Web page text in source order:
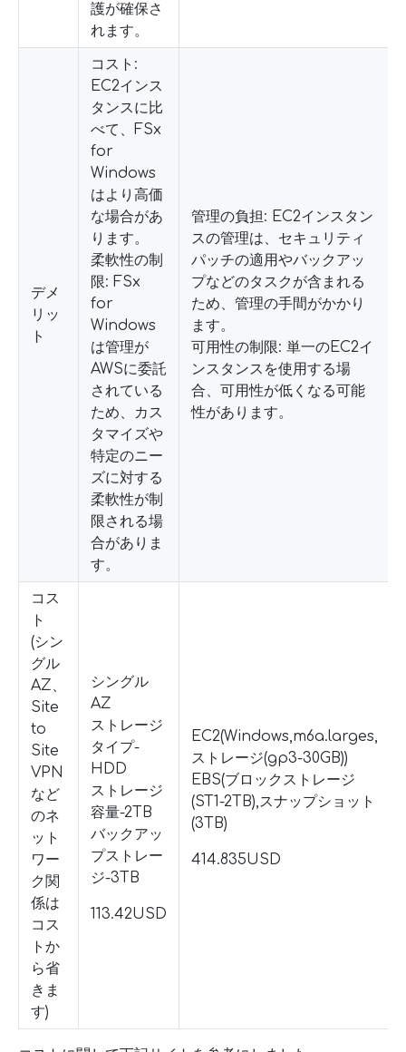
護が確保さ
れます。
デメ
リッ
ト
コスト:
EC2インス
タンスに比
べて、FSx
for
Windows
はより高価
な場合があ
ります。
柔軟性の制
限: FSx
for
Windows
は管理が
AWSに委託
されている
ため、カス
タマイズや
特定のニー
ズに対する
柔軟性が制
限される場
合がありま
す。
管理の負担: EC2インスタン
スの管理は、セキュリティ
パッチの適用やバックアッ
プなどのタスクが含まれる
ため、管理の手間がかかり
ます。
可用性の制限: 単一のEC2イ
ンスタンスを使用する場
合、可用性が低くなる可能
性があります。
コス
ト
(シン
グル
AZ、
Site
to
Site
VPN
など
のネ
ット
ワー
ク関
係は
コス
トか
ら省
きま
す)
シングル
AZ
ストレージ
タイプ-
HDD
ストレージ
容量-2TB
バックアッ
プストレー
ジ-3TB
113.42USD
EC2(Windows,m6a.larges,
ストレージ(gp3-30GB))
EBS(ブロックストレージ
(ST1-2TB),スナップショット
(3TB)
414.835USD